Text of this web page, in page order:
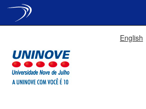
English